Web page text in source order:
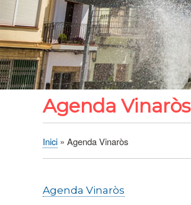
Agenda Vinaròs
Fil
Inici Agenda Vinaròs
Agenda Vinaròs